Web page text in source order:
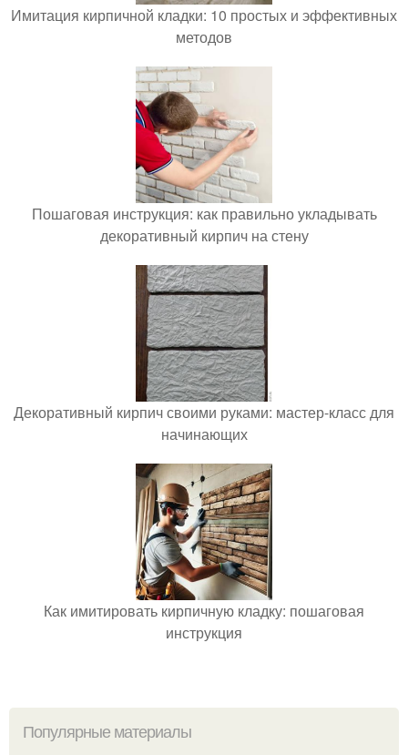
Имитация кирпичной кладки: 10 простых и эффективных
методов
Пошаговая инструкция: как правильно укладывать
декоративный кирпич на стену
Декоративный кирпич своими руками: мастер-класс для
начинающих
Как имитировать кирпичную кладку: пошаговая
инструкция
Популярные материалы